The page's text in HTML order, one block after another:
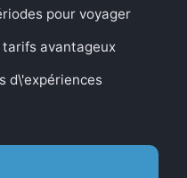
pour voyager
avantageux
d\'expériences